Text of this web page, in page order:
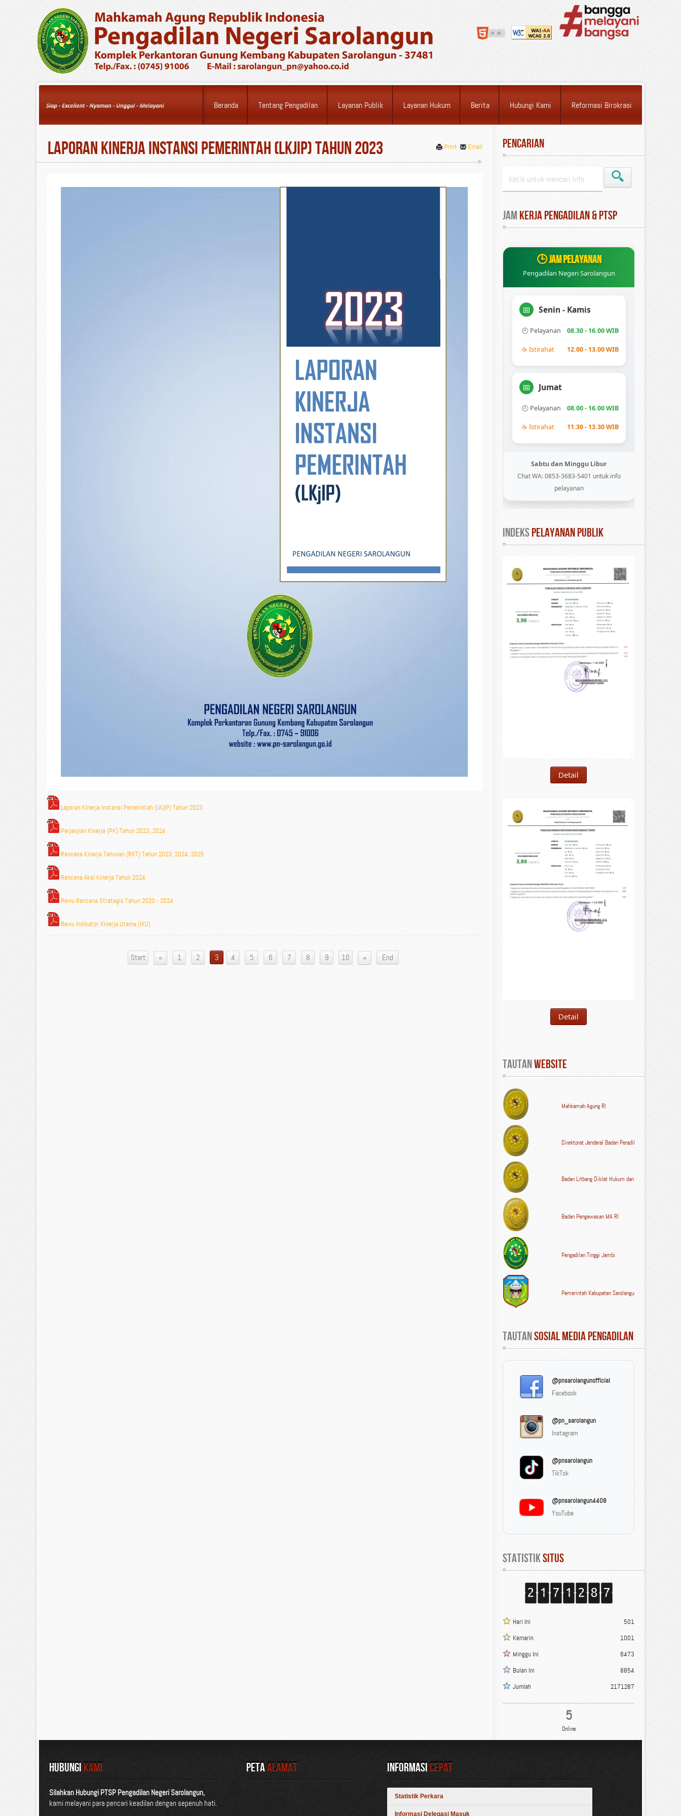
Beranda Tentang Pengadilan Layanan Publik Layanan Hukum Berita Hubungi Kami Reformasi Birokrasi
Email
Print
Laporan Kinerja Instansi Pemerintah (LKjIP) Tahun 2023
Laporan Kinerja Instansi Pemerintah (LKjIP) Tahun 2023
Perjanjian Kinerja (PK) Tahun 2023, 2024
Rencana Kinerja Tahunan (RKT) Tahun 2023, 2024, 2025
Rencana Aksi Kinerja Tahun 2024
Reviu Rencana Strategis Tahun 2020 - 2024
Reviu Indikator Kinerja Utama (IKU)
Start « 1 2 3 4 5 6 7 8 9 10 » End
Pencarian
Jam Kerja Pengadilan & PTSP
🕒 JAM PELAYANAN
Pengadilan Negeri Sarolangun
📅 Senin - Kamis
🕘 Pelayanan 08.30 - 16.00 WIB
☕ Istirahat 12.00 - 13.00 WIB
📅 Jumat
🕘 Pelayanan 08.00 - 16.00 WIB
☕ Istirahat 11.30 - 13.30 WIB
Sabtu dan Minggu Libur
Chat WA: 0853-3683-5401 untuk info
pelayanan
INDEKS PELAYANAN PUBLIK
Detail
Detail
Tautan WEBSITE
Mahkamah Agung RI
Direktorat Jenderal Badan Peradilan Umum MA RI
Badan Litbang Diklat Hukum dan Peradilan MA RI
Badan Pengawasan MA RI
Pengadilan Tinggi Jambi
Pemerintah Kabupaten Sarolangun
Tautan Sosial Media Pengadilan
@pnsarolangunofficial
Facebook
@pn_sarolangun
Instagram
@pnsarolangun
TikTok
@pnsarolangun4408
YouTube
Statistik Situs
Hari Ini
501
Kemarin
1001
Minggu Ini
6473
Bulan Ini
8854
Jumlah
2171287
5
Online
HUBUNGI KAMI
Silahkan Hubungi PTSP Pengadilan Negeri Sarolangun,
kami melayani para pencari keadilan dengan sepenuh hati.
PetaAlamat InformasiCepat
Statistik Perkara
Informasi Delegasi Masuk